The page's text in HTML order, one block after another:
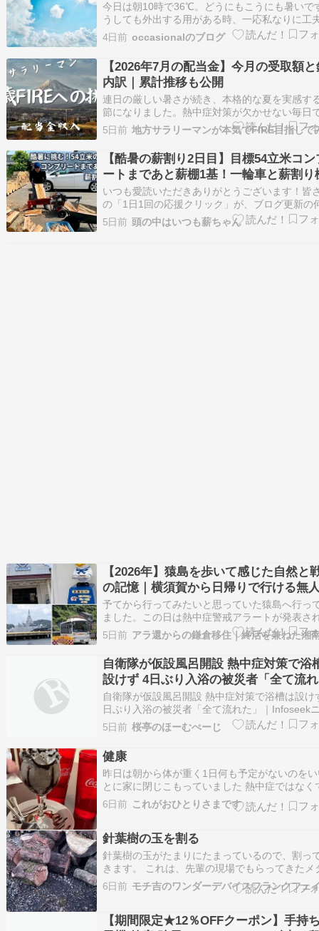
今日は朝10時で36℃。どうにもこうにも暑いで
うしても外出する用がある時、一応私なりに工
ていることがいくつかあります。 日傘を忘れな
は苦手で雨傘でさえ何本置き忘れてきたことか
してや日傘はついどこかに置いて忘れやすいん
が がんばってさすようにしてます。 締…
4日前 occasionalのブログ
【2026年7月の配当金】今月の受取額
内訳｜累計推移も公開
連日の厳しい暑さが続き、本格的な夏を実感す
節になりました。熱中症対策が欠かせない毎日
が、体調に気を付けながら過ごしたいところで
ね。 さて、7月の相場は、米国企業の好決算や
銘柄への期待が引き続き市場を支える一方、日
業の好調な業績や株主還元への期待も相場を下
5日前 地方サラリーマンが本気でFIRE目指して
【酷暑の薪割り2日目】目標54立米コン
ートまであと薪棚1基！一輪車と薪割り
挑む限界作業
いつも愛読いただきありがとうございます！皆
の「1日1回の応援クリック」が、ブログ更新の
りの原動力になっています。「今日も読みに来
よ！」のしるしに、ポチっと応援いただけると
5日前 頭の中はいつも薪ちゃん
【2026年】猿島を歩いて感じた自然と
の記憶｜横須賀から日帰りで行ける無
予てから行ってみたいと思っていた猿島へ行っ
ました。この日は熱中症警戒アラートが発表さ
いましたが、「行こう」と思ったときに行動し
れば、あっという間に時間は過ぎてしまいます
回は実際に訪れて感じた・横須賀駅からのアク
ス・フェリーの様子・ガイドツアーの内容・島
見どこ…
5日前
自衛隊が仮設風呂開設 熱中症対策で浴
設けず 4日ぶり入浴の被災者「全て流れ
た」｜Infoseekニュース
自衛隊が仮設風呂開設 熱中症対策で浴槽は設け
日ぶり入浴の被災者「全て流れた」｜Infoseek
ス熊本市南区の「火の君文化センター」に31日
上自衛隊による仮設風呂「火の国の湯」が開設
た。断...
5日前 桜亭のほーむぺーじ
健康
昨日は朝から体が重く1日何も予定がないのを
とに家に閉じこもっていました 熱中症ではなく
房による疲れなんです・・・ 職場が・・・どこ
そうでしょうけれど冷房の設定温度が24度で体
ま。 こんな気温の中、お風呂に浸かると温…
6日前 これがおひとりさまです
針葉樹の玉を割る
針葉樹の玉がたまりにたまっているので、割っ
きます。 これは、先輩の現場でもらってきたメ
コイアですね。一部、知らない広葉樹が混じっ
す。（害のあるものではない） 夕方からのスタ
の玉を割る first ap…
6日前
【期間限定★12％OFFクーポン】手持